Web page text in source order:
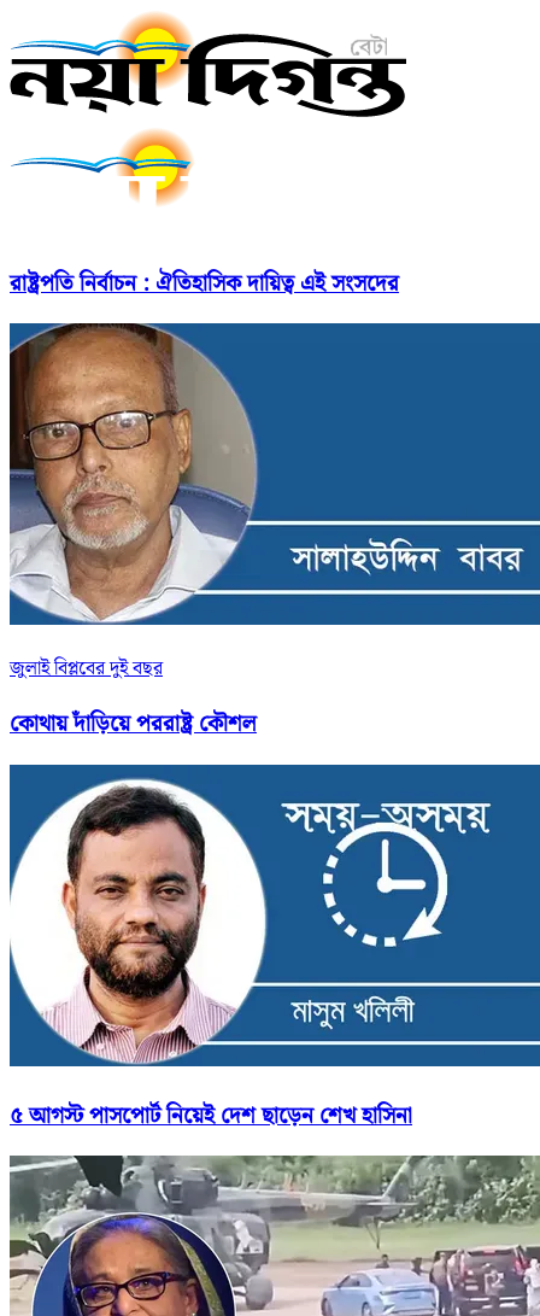
রাষ্ট্রপতি নির্বাচন : ঐতিহাসিক দায়িত্ব এই সংসদের
জুলাই বিপ্লবের দুই বছর
কোথায় দাঁড়িয়ে পররাষ্ট্র কৌশল
৫ আগস্ট পাসপোর্ট নিয়েই দেশ ছাড়েন শেখ হাসিনা